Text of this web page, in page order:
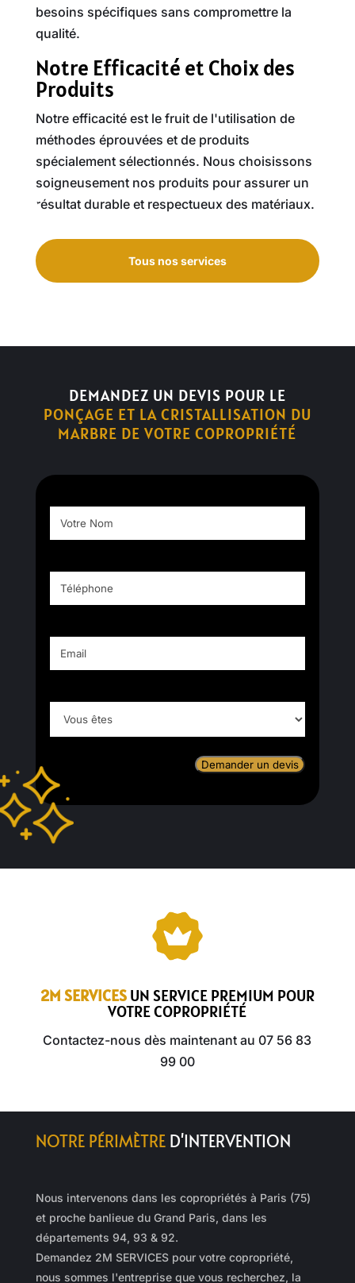
besoins spécifiques sans compromettre la
qualité.
Notre Efficacité et Choix des
Produits
Notre efficacité est le fruit de l'utilisation de
méthodes éprouvées et de produits
spécialement sélectionnés. Nous choisissons
soigneusement nos produits pour assurer un
résultat durable et respectueux des matériaux.
Tous nos services
DEMANDEZ UN DEVIS POUR LE
PONÇAGE ET LA CRISTALLISATION DU
MARBRE DE VOTRE COPROPRIÉTÉ
Nom
êtes
2M SERVICESUN SERVICE PREMIUM POUR
VOTRE COPROPRIÉTÉ
Contactez-nous dès maintenant au 07 56 83
99 00
NOTRE PÉRIMÈTRE D'INTERVENTION
Nous intervenons dans les copropriétés à Paris (75)
et proche banlieue du Grand Paris, dans les
départements 94, 93 & 92.
Demandez 2M SERVICES pour votre copropriété,
nous sommes l'entreprise que vous recherchez, la